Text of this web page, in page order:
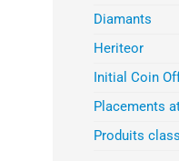
Diamants
Heriteor
Initial Coin
Placements
Produits